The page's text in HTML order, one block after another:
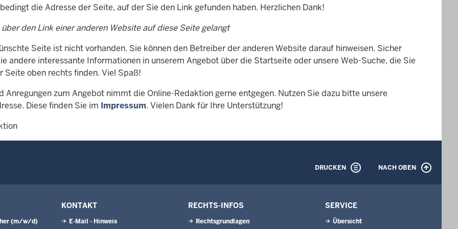
die Adresse der Seite, auf der Sie den Link gefunden haben. Herzlichen Dank!
den Link einer anderen Website auf diese Seite gelangt
Seite ist nicht vorhanden. Sie können den Betreiber der anderen Website darauf hinweisen. Sicher
andere interessante Informationen in unserem Angebot über die Startseite oder unsere Web-Suche, die Sie
Seite oben rechts finden. Viel Spaß!
Anregungen zum Angebot nimmt die Online-Redaktion gerne entgegen. Nutzen Sie dazu bitte unsere
Diese finden Sie im Impressum. Vielen Dank für Ihre Unterstützung!
DRUCKEN NACH OBEN
(m/w/d)
KONTAKT
E-Mail - Hinweis
RECHTS-INFOS
Rechtsgrundlagen
SERVICE
Übersicht